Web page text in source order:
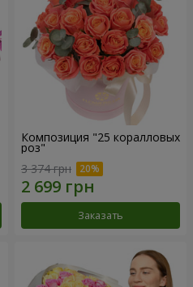
Композиция "25 коралловых
роз"
3 374 грн
Заказать